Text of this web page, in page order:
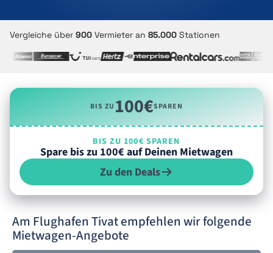
Vergleiche über 900 Vermieter an 85.000 Stationen
BIS ZU100€SPAREN
BIS ZU 100€ SPAREN
Spare bis zu 100€ auf Deinen Mietwagen
Zu den Deals
Am Flughafen Tivat empfehlen wir folgende
Mietwagen-Angebote